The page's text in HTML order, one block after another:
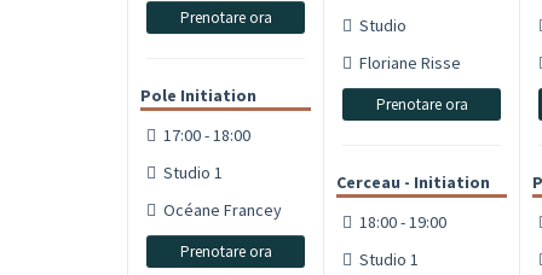
Prenotare ora
Pole Initiation
17:00 - 18:00
Studio 1
Océane Francey
Prenotare ora
Studio
Floriane Risse
Prenotare ora
Cerceau - Initiation
18:00 - 19:00
Studio 1